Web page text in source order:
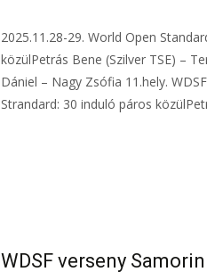
2025.11.28-29. World Open
közülPetrás Bene (Szilver TSE) –
Dániel – Nagy Zsófia 11.hely.
Strandard: 30 induló páros
WDSF verseny